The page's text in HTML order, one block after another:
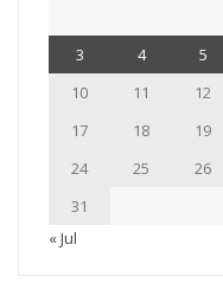
3
4 5
10
11 12
17
18 19
24
25 26
31
« Jul